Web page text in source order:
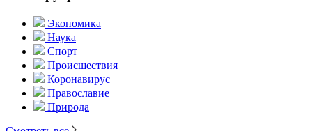
Экономика
Наука
Спорт
Происшествия
Коронавирус
Православие
Природа